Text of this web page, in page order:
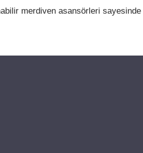
merdiven asansörleri sayesinde